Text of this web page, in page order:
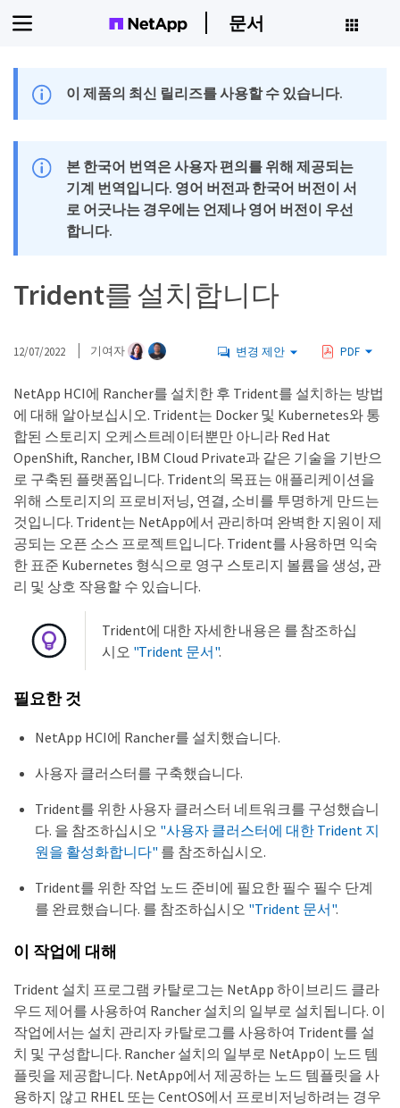
문서
이 제품의 최신 릴리즈를 사용할 수 있습니다.
본 한국어 번역은 사용자 편의를 위해 제공되는
기계 번역입니다. 영어 버전과 한국어 버전이 서
로 어긋나는 경우에는 언제나 영어 버전이 우선
합니다.
Trident를 설치합니다
12/07/2022 기여자 변경 제안 PDF
NetApp HCI에 Rancher를 설치한 후 Trident를 설치하는 방법
에 대해 알아보십시오. Trident는 Docker 및 Kubernetes와 통
합된 스토리지 오케스트레이터뿐만 아니라 Red Hat
OpenShift, Rancher, IBM Cloud Private과 같은 기술을 기반으
로 구축된 플랫폼입니다. Trident의 목표는 애플리케이션을
위해 스토리지의 프로비저닝, 연결, 소비를 투명하게 만드는
것입니다. Trident는 NetApp에서 관리하며 완벽한 지원이 제
공되는 오픈 소스 프로젝트입니다. Trident를 사용하면 익숙
한 표준 Kubernetes 형식으로 영구 스토리지 볼륨을 생성, 관
리 및 상호 작용할 수 있습니다.
Trident에 대한 자세한 내용은 를 참조하십
시오 "Trident 문서".
필요한 것
NetApp HCI에 Rancher를 설치했습니다.
사용자 클러스터를 구축했습니다.
Trident를 위한 사용자 클러스터 네트워크를 구성했습니
다. 을 참조하십시오 "사용자 클러스터에 대한 Trident 지
원을 활성화합니다" 를 참조하십시오.
Trident를 위한 작업 노드 준비에 필요한 필수 필수 단계
를 완료했습니다. 를 참조하십시오 "Trident 문서".
이 작업에 대해
Trident 설치 프로그램 카탈로그는 NetApp 하이브리드 클라
우드 제어를 사용하여 Rancher 설치의 일부로 설치됩니다. 이
작업에서는 설치 관리자 카탈로그를 사용하여 Trident를 설
치 및 구성합니다. Rancher 설치의 일부로 NetApp이 노드 템
플릿을 제공합니다. NetApp에서 제공하는 노드 템플릿을 사
용하지 않고 RHEL 또는 CentOS에서 프로비저닝하려는 경우